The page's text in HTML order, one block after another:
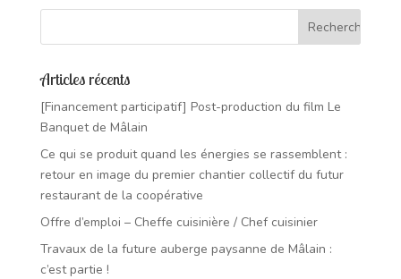
Articles récents
[Financement participatif] Post-production du film Le
Banquet de Mâlain
Ce qui se produit quand les énergies se rassemblent :
retour en image du premier chantier collectif du futur
restaurant de la coopérative
Offre d’emploi – Cheffe cuisinière / Chef cuisinier
Travaux de la future auberge paysanne de Mâlain :
c’est partie !